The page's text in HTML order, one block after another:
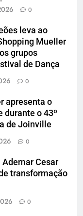
0
leva ao
Mueller
grupos
de Dança
0
apresenta o
durante o 43º
de Joinville
0
Cesar
transformação
0